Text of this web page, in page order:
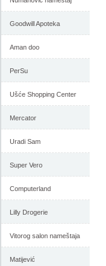
Goodwill Apoteka
Aman doo
PerSu
Ušće Shopping Center
Mercator
Uradi Sam
Super Vero
Computerland
Lilly Drogerie
Vitorog salon nameštaja
Matijević